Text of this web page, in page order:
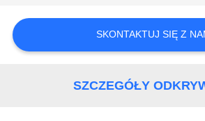
SITEMAP
POLICY
SKONTAKTUJ SIĘ Z
SZCZEGÓŁY